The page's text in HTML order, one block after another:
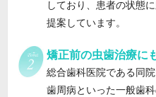
しており、患者の状態
提案しています。
矯正前の虫歯治療に
総合歯科医院である同
歯周病といった一般歯